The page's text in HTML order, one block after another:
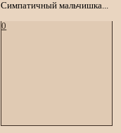
Симпатичный мальчишка...
0